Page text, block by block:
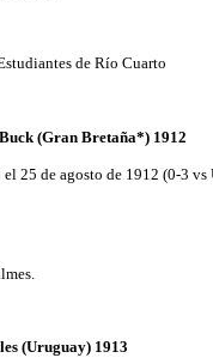
de Río Cuarto
(Gran Bretaña*) 1912
25 de agosto de 1912 (0-3 vs
(Uruguay) 1913